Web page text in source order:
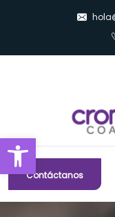
Abrir
Contáctanos